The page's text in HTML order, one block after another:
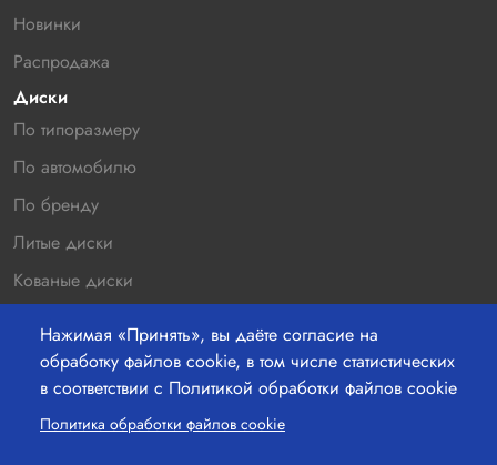
Нажимая «Принять», вы даёте согласие на
обработку файлов cookie, в том числе статистических
в соответствии с Политикой обработки файлов cookie
Политика обработки файлов cookie
Новинки
Распродажа
Диски
По типоразмеру
По автомобилю
По бренду
Литые диски
Кованые диски
Распродажа
Контакты
220036 г.Минск, Бетонный проезд 19а, офис 211